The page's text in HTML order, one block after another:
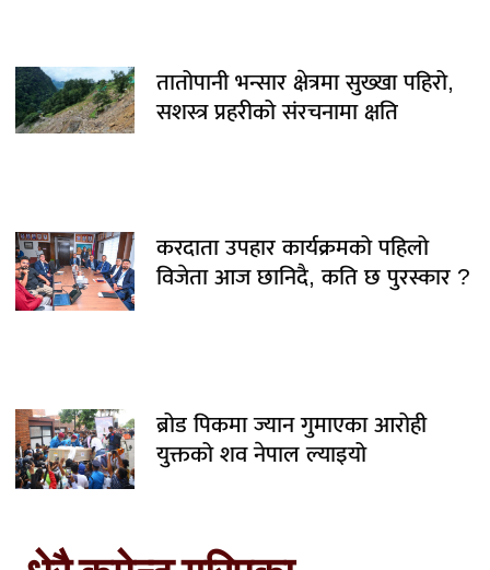
तातोपानी भन्सार क्षेत्रमा सुख्खा पहिरो,
सशस्त्र प्रहरीको संरचनामा क्षति
करदाता उपहार कार्यक्रमको पहिलो
विजेता आज छानिदै, कति छ पुरस्कार ?
ब्रोड पिकमा ज्यान गुमाएका आरोही
युक्तको शव नेपाल ल्याइयो